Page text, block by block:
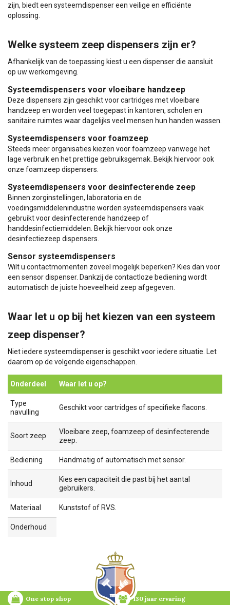
zijn, biedt een systeemdispenser een veilige en efficiënte
oplossing.
Welke systeem zeep dispensers zijn er?
Afhankelijk van de toepassing kiest u een dispenser die aansluit
op uw werkomgeving.
Systeemdispensers voor vloeibare handzeep
Deze dispensers zijn geschikt voor cartridges met vloeibare
handzeep en worden veel toegepast in kantoren, scholen en
sanitaire ruimtes waar dagelijks veel mensen hun handen wassen.
Systeemdispensers voor foamzeep
Steeds meer organisaties kiezen voor foamzeep vanwege het
lage verbruik en het prettige gebruiksgemak. Bekijk hiervoor ook
onze foamzeep dispensers.
Systeemdispensers voor desinfecterende zeep
Binnen zorginstellingen, laboratoria en de
voedingsmiddelenindustrie worden systeemdispensers vaak
gebruikt voor desinfecterende handzeep of
handdesinfectiemiddelen. Bekijk hiervoor ook onze
desinfectiezeep dispensers.
Sensor systeemdispensers
Wilt u contactmomenten zoveel mogelijk beperken? Kies dan voor
een sensor dispenser. Dankzij de contactloze bediening wordt
automatisch de juiste hoeveelheid zeep afgegeven.
Waar let u op bij het kiezen van een systeem
zeep dispenser?
Niet iedere systeemdispenser is geschikt voor iedere situatie. Let
daarom op de volgende eigenschappen.
Onderdeel Waar let u op?
Type
navulling
Geschikt voor cartridges of specifieke flacons.
Soort zeep
Vloeibare zeep, foamzeep of desinfecterende
zeep.
Bediening Handmatig of automatisch met sensor.
Inhoud
Kies een capaciteit die past bij het aantal
gebruikers.
Materiaal Kunststof of RVS.
Onderhoud
One stop shop 130 jaar ervaring